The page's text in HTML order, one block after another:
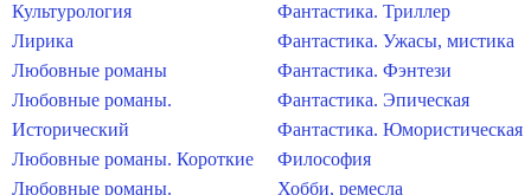
Культурология
Лирика
Любовные романы
Любовные романы.
Исторический
Любовные романы. Короткие
Любовные романы.
Фантастика. Триллер
Фантастика. Ужасы, мистика
Фантастика. Фэнтези
Фантастика. Эпическая
Фантастика. Юмористическая
Философия
Хобби, ремесла